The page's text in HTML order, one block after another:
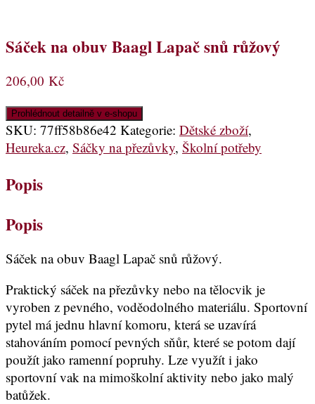
Sáček na obuv Baagl Lapač snů růžový
206,00 Kč
Prohlédnout detailně v e-shopu
SKU: 77ff58b86e42 Kategorie: Dětské zboží,
Heureka.cz, Sáčky na přezůvky, Školní potřeby
Popis
Popis
Sáček na obuv Baagl Lapač snů růžový.
Praktický sáček na přezůvky nebo na tělocvik je
vyroben z pevného, voděodolného materiálu. Sportovní
pytel má jednu hlavní komoru, která se uzavírá
stahováním pomocí pevných sňůr, které se potom dají
použít jako ramenní popruhy. Lze využít i jako
sportovní vak na mimoškolní aktivity nebo jako malý
batůžek.